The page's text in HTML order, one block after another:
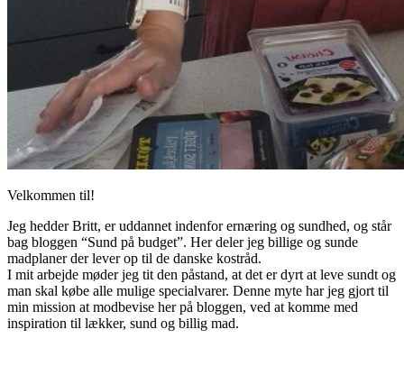
Velkommen til!
Jeg hedder Britt, er uddannet indenfor ernæring og sundhed, og står
bag bloggen “Sund på budget”. Her deler jeg billige og sunde
madplaner der lever op til de danske kostråd.
I mit arbejde møder jeg tit den påstand, at det er dyrt at leve sundt og
man skal købe alle mulige specialvarer. Denne myte har jeg gjort til
min mission at modbevise her på bloggen, ved at komme med
inspiration til lækker, sund og billig mad.